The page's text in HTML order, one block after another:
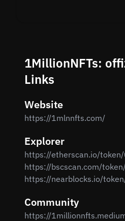
1MillionNFTs:
Links
Website
https://1mlnnfts.com/
Explorer
Community
https://